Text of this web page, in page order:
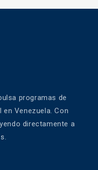
programas de
Venezuela. Con
directamente a